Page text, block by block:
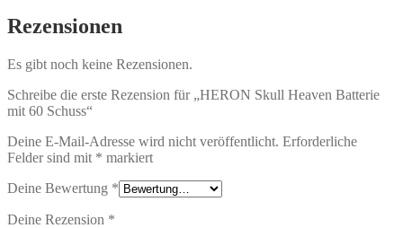
Rezensionen
Es gibt noch keine Rezensionen.
Schreibe die erste Rezension für „HERON Skull Heaven Batterie
mit 60 Schuss“
Deine E-Mail-Adresse wird nicht veröffentlicht. Erforderliche
Felder sind mit * markiert
Deine Bewertung *
Deine Rezension *